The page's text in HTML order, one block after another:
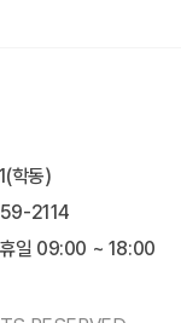
학동)
2114
휴일 09:00 ~ 18:00